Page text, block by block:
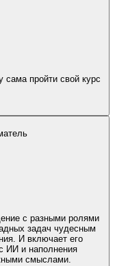
сама пройти свой курс
с разными ролями
задач чудесным
И включает его
ИИ и наполнения
смыслами.